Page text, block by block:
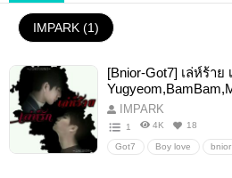
IMPARK (1)
[Bnior-Got7] เล่ห์ร้าย
IMPARK
1 4K 18
Got7 Boy love bnior